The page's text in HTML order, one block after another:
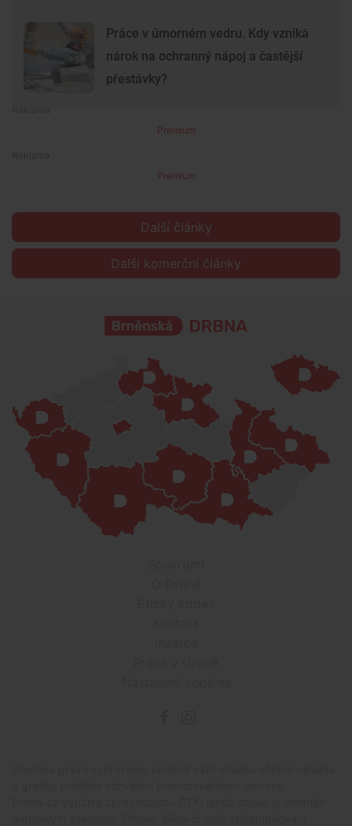
Práce v úmorném vedru. Kdy vzniká
nárok na ochranný nápoj a častější
přestávky?
Premium
Premium
Další články
Další komerční články